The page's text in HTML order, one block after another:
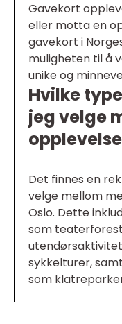
Gavekort
eller motta en
gavekort i
muligheten til å
unike og
Hvilke
jeg velge
Det finnes en
velge mellom
Oslo. Dette
som
sykkelturer,
som